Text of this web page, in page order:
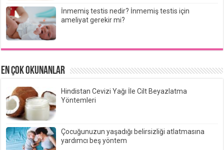
İnmemiş testis nedir? İnmemiş testis için
ameliyat gerekir mi?
EN ÇOK OKUNANLAR
Hindistan Cevizi Yağı İle Cilt Beyazlatma
Yöntemleri
Çocuğunuzun yaşadığı belirsizliği atlatmasına
yardımcı beş yöntem